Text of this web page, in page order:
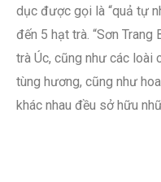
dục được gọi là “quả tự
đến 5 hạt trà. “Sơn
trà Úc, cũng như các loài
tùng hương, cũng như
khác nhau đều sở hữu